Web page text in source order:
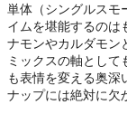
単体（シングルスモ
イムを堪能するのは
ナモンやカルダモン
ミックスの軸とし
も表情を変える奥深
ナップには絶対に欠